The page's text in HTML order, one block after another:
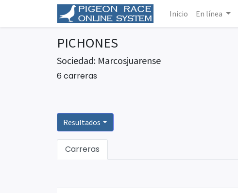
Inicio En línea
PICHONES
Sociedad: Marcosjuarense
6 carreras
Resultados
Carreras